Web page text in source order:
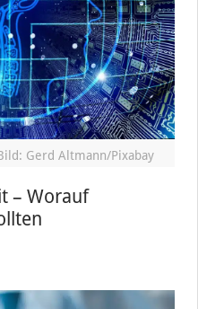
Gerd Altmann/Pixabay
– Worauf